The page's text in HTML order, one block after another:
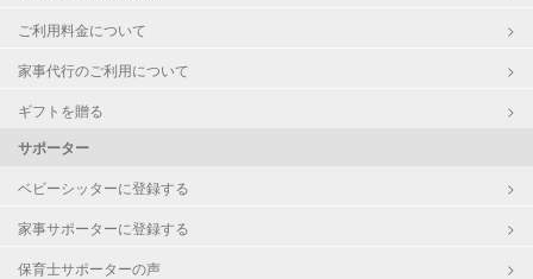
ご利用料金について
家事代行のご利用について
ギフトを贈る
サポーター
ベビーシッターに登録する
家事サポーターに登録する
保育士サポーターの声